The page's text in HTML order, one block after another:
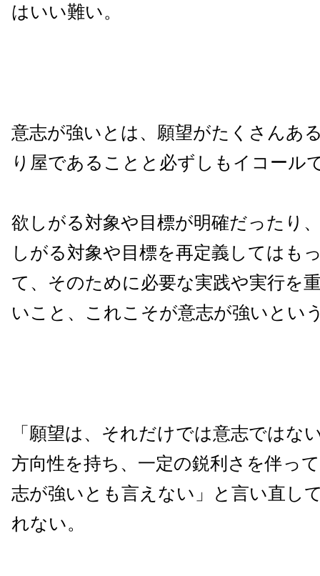
はいい難い。
意志が強いとは、願望がたくさんあ
り屋であることと必ずしもイコール
欲しがる対象や目標が明確だったり
しがる対象や目標を再定義してはも
て、そのために必要な実践や実行を
いこと、これこそが意志が強いとい
「願望は、それだけでは意志ではな
方向性を持ち、一定の鋭利さを伴っ
志が強いとも言えない」と言い直し
れない。